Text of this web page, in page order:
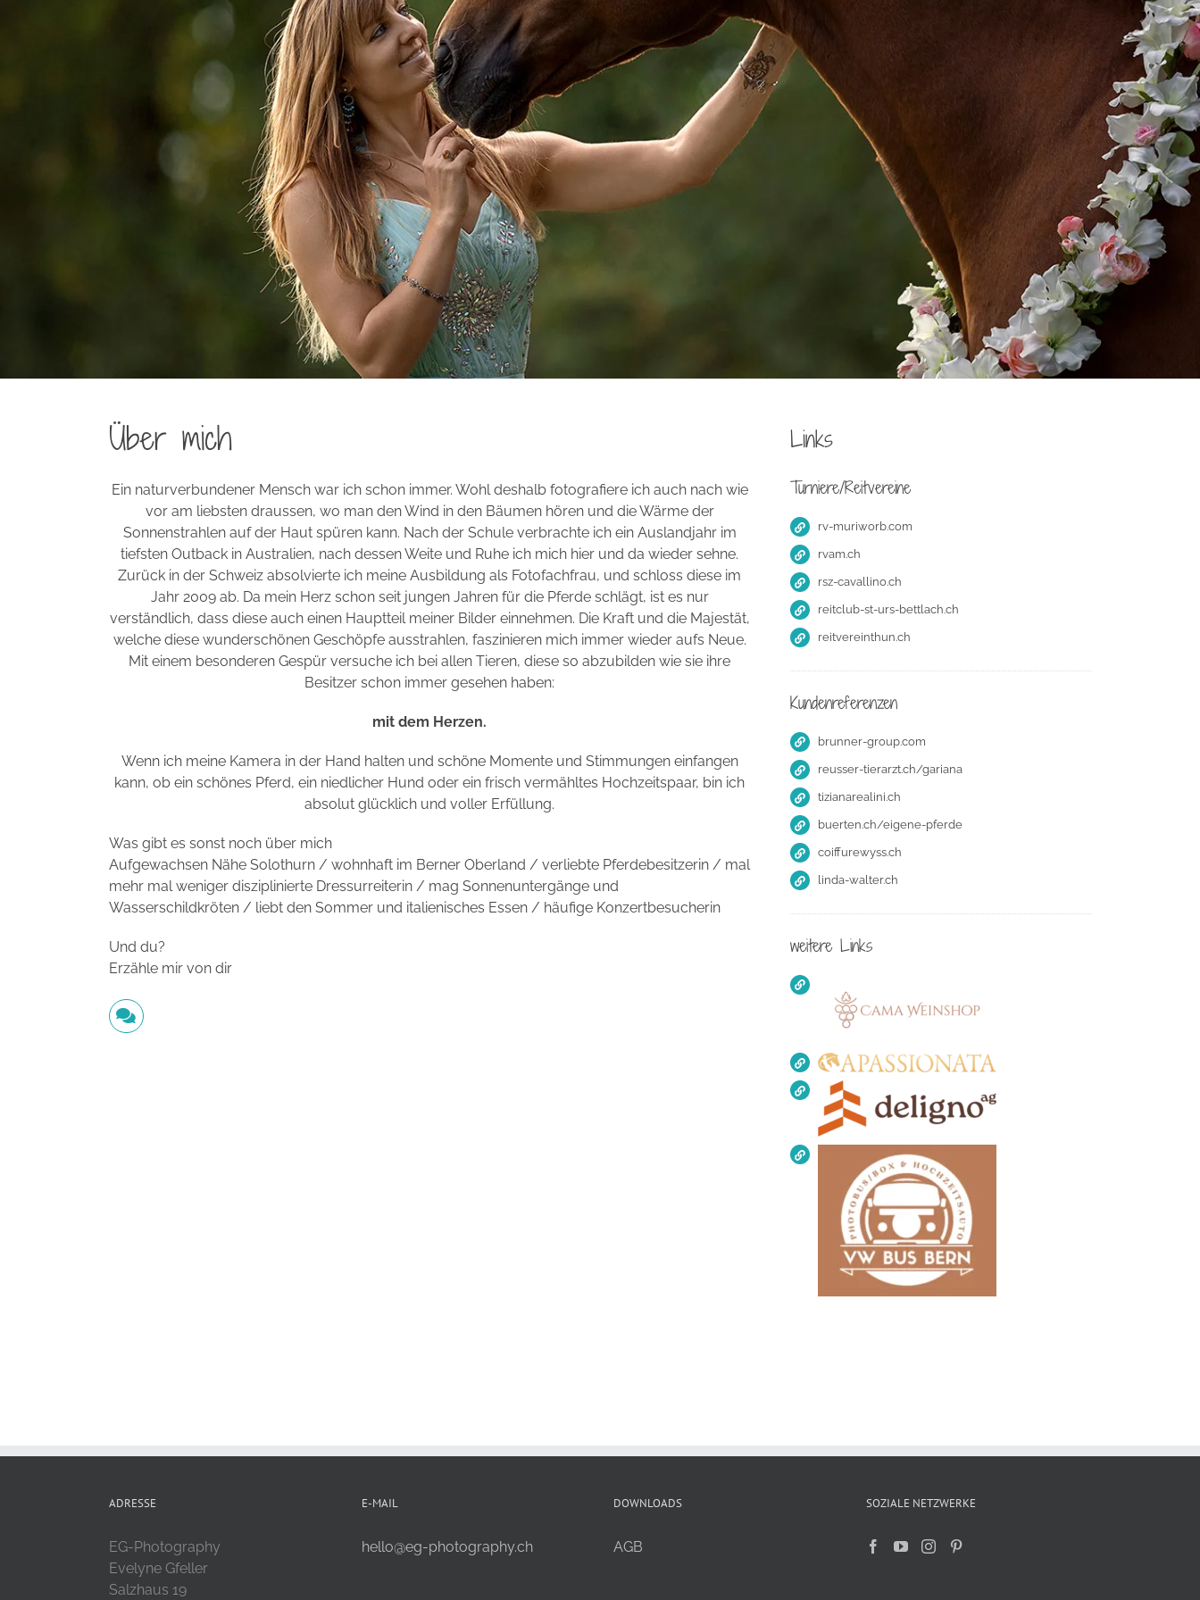
Über mich
Ein naturverbundener Mensch war ich schon immer. Wohl deshalb fotografiere ich auch nach wie
vor am liebsten draussen, wo man den Wind in den Bäumen hören und die Wärme der
Sonnenstrahlen auf der Haut spüren kann. Nach der Schule verbrachte ich ein Auslandjahr im
tiefsten Outback in Australien, nach dessen Weite und Ruhe ich mich hier und da wieder sehne.
Zurück in der Schweiz absolvierte ich meine Ausbildung als Fotofachfrau, und schloss diese im
Jahr 2009 ab. Da mein Herz schon seit jungen Jahren für die Pferde schlägt, ist es nur
verständlich, dass diese auch einen Hauptteil meiner Bilder einnehmen. Die Kraft und die Majestät,
welche diese wunderschönen Geschöpfe ausstrahlen, faszinieren mich immer wieder aufs Neue.
Mit einem besonderen Gespür versuche ich bei allen Tieren, diese so abzubilden wie sie ihre
Besitzer schon immer gesehen haben:
mit dem Herzen.
Wenn ich meine Kamera in der Hand halten und schöne Momente und Stimmungen einfangen
kann, ob ein schönes Pferd, ein niedlicher Hund oder ein frisch vermähltes Hochzeitspaar, bin ich
absolut glücklich und voller Erfüllung.
Was gibt es sonst noch über mich
Aufgewachsen Nähe Solothurn / wohnhaft im Berner Oberland / verliebte Pferdebesitzerin / mal
mehr mal weniger disziplinierte Dressurreiterin / mag Sonnenuntergänge und
Wasserschildkröten / liebt den Sommer und italienisches Essen / häufige Konzertbesucherin
Und du?
Erzähle mir von dir
Links
Turniere/Reitvereine
rv-muriworb.com
rvam.ch
rsz-cavallino.ch
reitclub-st-urs-bettlach.ch
reitvereinthun.ch
Kundenreferenzen
brunner-group.com
reusser-tierarzt.ch/gariana
tizianarealini.ch
buerten.ch/eigene-pferde
coiffurewyss.ch
linda-walter.ch
weitere Links
ADRESSE
EG-Photography
Evelyne Gfeller
Salzhaus 19
E-MAIL
hello@eg-photography.ch
DOWNLOADS
AGB
SOZIALE NETZWERKE